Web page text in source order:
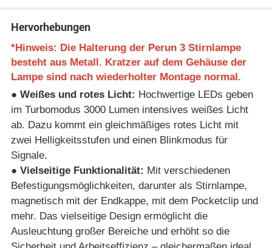
Hervorhebungen
*Hinweis: Die Halterung der Perun 3 Stirnlampe
besteht aus Metall. Kratzer auf dem Gehäuse der
Lampe sind nach wiederholter Montage normal.
● Weißes und rotes Licht: Hochwertige LEDs geben
im Turbomodus 3000 Lumen intensives weißes Licht
ab. Dazu kommt ein gleichmäßiges rotes Licht mit
zwei Helligkeitsstufen und einen Blinkmodus für
Signale.
● Vielseitige Funktionalität: Mit verschiedenen
Befestigungsmöglichkeiten, darunter als Stirnlampe,
magnetisch mit der Endkappe, mit dem Pocketclip und
mehr. Das vielseitige Design ermöglicht die
Ausleuchtung großer Bereiche und erhöht so die